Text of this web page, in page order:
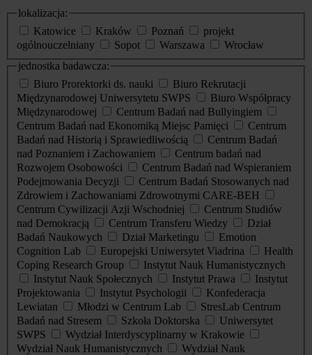
lokalizacja:
Katowice
Kraków Poznań
projekt
ogólnouczelniany
Sopot Warszawa
Wrocław
jednostka badawcza:
Biuro Prorektorki ds. nauki
Biuro Rekrutacji
Międzynarodowej Uniwersytetu SWPS
Biuro Współpracy
Międzynarodowej
Centrum Badań nad Bullyingiem
Centrum Badań nad Ekonomiką Miejsc Pamięci
Centrum
Badań nad Historią i Sprawiedliwością
Centrum Badań
nad Poznaniem i Zachowaniem
Centrum badań nad
Rozwojem Osobowości
Centrum Badań nad Wspieraniem
Podejmowania Decyzji
Centrum Badań Stosowanych nad
Zdrowiem i Zachowaniami Zdrowotnymi CARE-BEH
Centrum Cywilizacji Azji Wschodniej
Centrum Studiów
nad Demokracją
Centrum Transferu Wiedzy
Dział
Badań Naukowych
Dział Marketingu
Emotion
Cognition Lab
Europejski Uniwersytet Viadrina
Health
Coping Research Group
Instytut Nauk Humanistycznych
Instytut Nauk Społecznych
Instytut Prawa
Instytut
Projektowania
Instytut Psychologii
Konfederacja
Lewiatan
Młodzi w Centrum Lab
StresLab Centrum
Badań nad Stresem
Szkoła Doktorska
Uniwersytet
SWPS
Wydział Interdyscyplinarny w Krakowie
Wydział Nauk Humanistycznych
Wydział Nauk